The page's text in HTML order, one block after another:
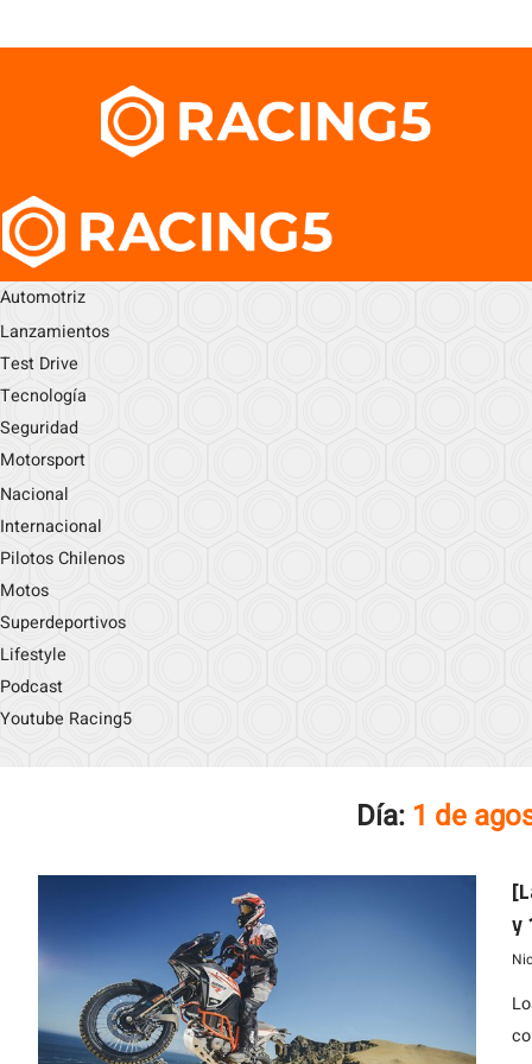
Automotriz
Lanzamientos
Test Drive
Tecnología
Seguridad
Motorsport
Nacional
Internacional
Pilotos Chilenos
Motos
Superdeportivos
Lifestyle
Podcast
Youtube Racing5
Día: 1 de
y